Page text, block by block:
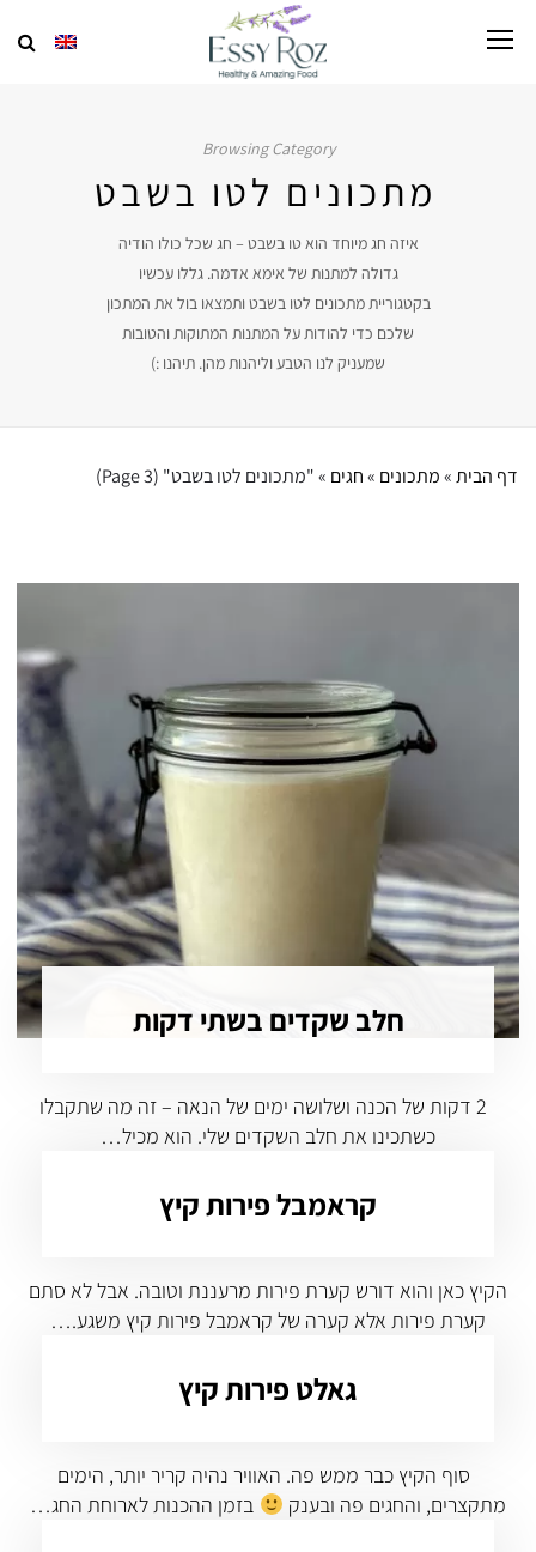
Browsing Category
מתכונים לטו בשבט
איזה חג מיוחד הוא טו בשבט – חג שכל כולו הודיה
גדולה למתנות של אימא אדמה. גללו עכשיו
בקטגוריית מתכונים לטו בשבט ותמצאו בול את המתכון
שלכם כדי להודות על המתנות המתוקות והטובות
שמעניק לנו הטבע וליהנות מהן. תיהנו :)
דף הבית»מתכונים »חגים »"מתכונים לטו בשבט" (Page 3)
חלב שקדים בשתי דקות
2 דקות של הכנה ושלושה ימים של הנאה – זה מה שתקבלו
כשתכינו את חלב השקדים שלי. הוא מכיל…
קראמבל פירות קיץ
הקיץ כאן והוא דורש קערת פירות מרעננת וטובה. אבל לא סתם
קערת פירות אלא קערה של קראמבל פירות קיץ משגע.…
גאלט פירות קיץ
סוף הקיץ כבר ממש פה. האוויר נהיה קריר יותר, הימים
מתקצרים, והחגים פה ובענק
בזמן ההכנות לארוחת החג…